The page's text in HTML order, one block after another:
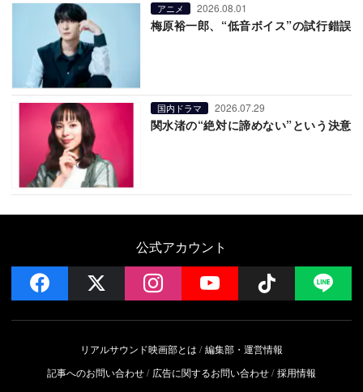
アニメ 2026.08.01
梅原裕一郎、“低音ボイス”の試行錯誤
国内ドラマ 2026.07.29
関水渚の“絶対に諦めない”という決意
公式アカウント
facebook instagramYouTube Follow
リアルサウンド映画部とは
編集部・運営情報
記事へのお問い合わせ
広告に関するお問い合わせ 採用情報